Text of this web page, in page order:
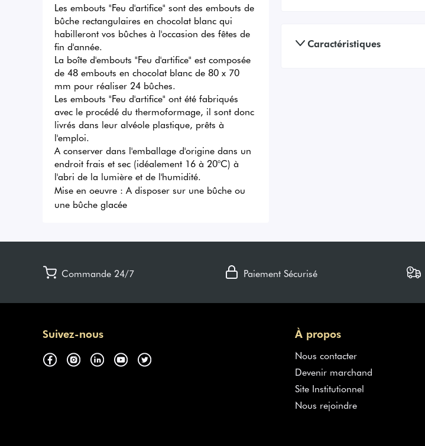
Les embouts "Feu d'artifice" sont des embouts de
bûche rectangulaires en chocolat blanc qui
habilleront vos bûches à l'occasion des fêtes de
fin d'année.
La boîte d'embouts "Feu d'artifice" est composée
de 48 embouts en chocolat blanc de 80 x 70
mm pour réaliser 24 bûches.
Les embouts "Feu d'artifice" ont été fabriqués
avec le procédé du thermoformage, il sont donc
livrés dans leur alvéole plastique, prêts à
l'emploi.
A conserver dans l'emballage d'origine dans un
endroit frais et sec (idéalement 16 à 20°C) à
l'abri de la lumière et de l'humidité.
Mise en oeuvre : A disposer sur une bûche ou
une bûche glacée
Caractéristiques
Commande 24/7 Paiement Sécurisé
Suivez-nous À propos
Nous contacter
Devenir marchand
Site Institutionnel
Nous rejoindre